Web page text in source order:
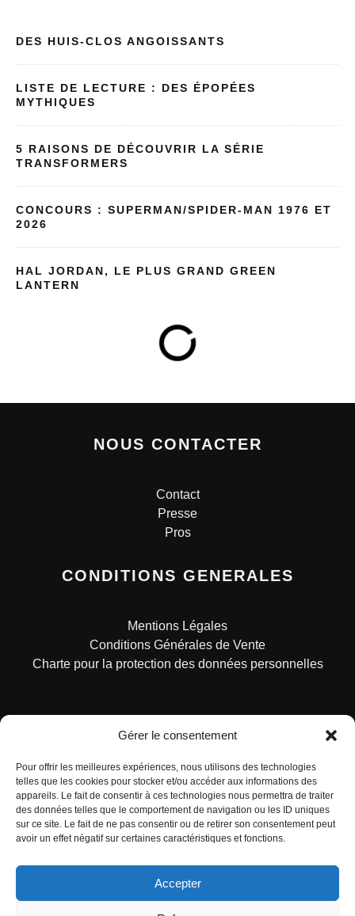
Gérer le consentement
Pour offrir les meilleures expériences, nous utilisons des technologies
telles que les cookies pour stocker et/ou accéder aux informations des
appareils. Le fait de consentir à ces technologies nous permettra de traiter
des données telles que le comportement de navigation ou les ID uniques
sur ce site. Le fait de ne pas consentir ou de retirer son consentement peut
avoir un effet négatif sur certaines caractéristiques et fonctions.
Accepter
DES HUIS-CLOS ANGOISSANTS
LISTE DE LECTURE : DES ÉPOPÉES
MYTHIQUES
5 RAISONS DE DÉCOUVRIR LA SÉRIE
TRANSFORMERS
CONCOURS : SUPERMAN/SPIDER-MAN 1976 ET
2026
HAL JORDAN, LE PLUS GRAND GREEN
LANTERN
NOUS CONTACTER
Contact
Presse
Pros
CONDITIONS GENERALES
Mentions Légales
Conditions Générales de Vente
Charte pour la protection des données personnelles
© ALL RIGHTS RESERVED. URBAN COMICS POUR LES
ÉDITIONS FRANÇAISES.